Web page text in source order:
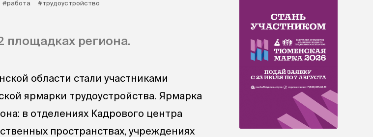
#работа #трудоустройство
площадках региона.
области стали участниками
ярмарки трудоустройства. Ярмарка
в отделениях Кадрового центра
пространствах, учреждениях